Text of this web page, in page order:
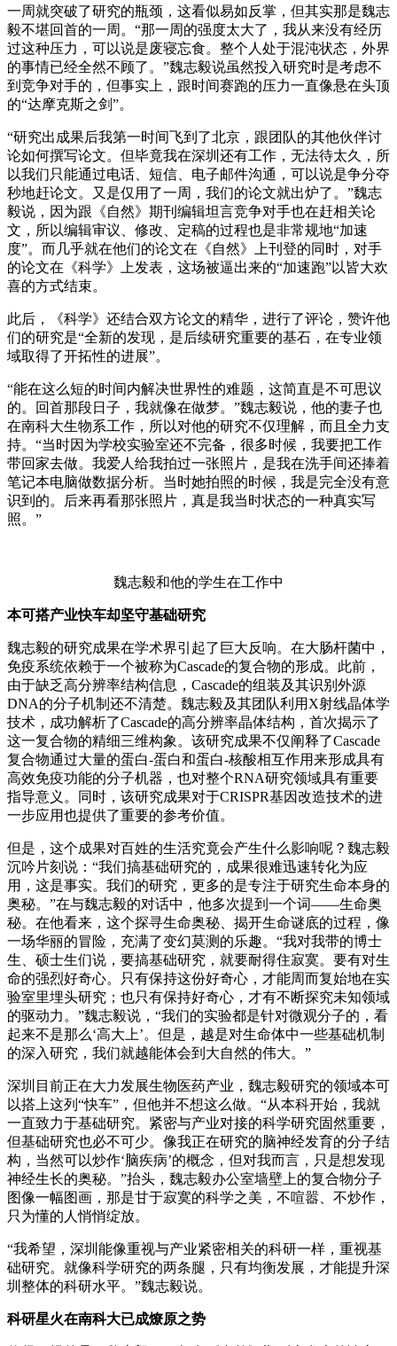
一周就突破了研究的瓶颈，这看似易如反掌，但其实那是魏志
毅不堪回首的一周。“那一周的强度太大了，我从来没有经历
过这种压力，可以说是废寝忘食。整个人处于混沌状态，外界
的事情已经全然不顾了。”魏志毅说虽然投入研究时是考虑不
到竞争对手的，但事实上，跟时间赛跑的压力一直像悬在头顶
的“达摩克斯之剑”。
“研究出成果后我第一时间飞到了北京，跟团队的其他伙伴讨
论如何撰写论文。但毕竟我在深圳还有工作，无法待太久，所
以我们只能通过电话、短信、电子邮件沟通，可以说是争分夺
秒地赶论文。又是仅用了一周，我们的论文就出炉了。”魏志
毅说，因为跟《自然》期刊编辑坦言竞争对手也在赶相关论
文，所以编辑审议、修改、定稿的过程也是非常规地“加速
度”。而几乎就在他们的论文在《自然》上刊登的同时，对手
的论文在《科学》上发表，这场被逼出来的“加速跑”以皆大欢
喜的方式结束。
此后，《科学》还结合双方论文的精华，进行了评论，赞许他
们的研究是“全新的发现，是后续研究重要的基石，在专业领
域取得了开拓性的进展”。
“能在这么短的时间内解决世界性的难题，这简直是不可思议
的。回首那段日子，我就像在做梦。”魏志毅说，他的妻子也
在南科大生物系工作，所以对他的研究不仅理解，而且全力支
持。“当时因为学校实验室还不完备，很多时候，我要把工作
带回家去做。我爱人给我拍过一张照片，是我在洗手间还捧着
笔记本电脑做数据分析。当时她拍照的时候，我是完全没有意
识到的。后来再看那张照片，真是我当时状态的一种真实写
照。”
魏志毅和他的学生在工作中
本可搭产业快车却坚守基础研究
魏志毅的研究成果在学术界引起了巨大反响。在大肠杆菌中，
免疫系统依赖于一个被称为Cascade的复合物的形成。此前，
由于缺乏高分辨率结构信息，Cascade的组装及其识别外源
DNA的分子机制还不清楚。魏志毅及其团队利用X射线晶体学
技术，成功解析了Cascade的高分辨率晶体结构，首次揭示了
这一复合物的精细三维构象。该研究成果不仅阐释了Cascade
复合物通过大量的蛋白-蛋白和蛋白-核酸相互作用来形成具有
高效免疫功能的分子机器，也对整个RNA研究领域具有重要
指导意义。同时，该研究成果对于CRISPR基因改造技术的进
一步应用也提供了重要的参考价值。
但是，这个成果对百姓的生活究竟会产生什么影响呢？魏志毅
沉吟片刻说：“我们搞基础研究的，成果很难迅速转化为应
用，这是事实。我们的研究，更多的是专注于研究生命本身的
奥秘。”在与魏志毅的对话中，他多次提到一个词——生命奥
秘。在他看来，这个探寻生命奥秘、揭开生命谜底的过程，像
一场华丽的冒险，充满了变幻莫测的乐趣。“我对我带的博士
生、硕士生们说，要搞基础研究，就要耐得住寂寞。要有对生
命的强烈好奇心。只有保持这份好奇心，才能周而复始地在实
验室里埋头研究；也只有保持好奇心，才有不断探究未知领域
的驱动力。”魏志毅说，“我们的实验都是针对微观分子的，看
起来不是那么‘高大上’。但是，越是对生命体中一些基础机制
的深入研究，我们就越能体会到大自然的伟大。”
深圳目前正在大力发展生物医药产业，魏志毅研究的领域本可
以搭上这列“快车”，但他并不想这么做。“从本科开始，我就
一直致力于基础研究。紧密与产业对接的科学研究固然重要，
但基础研究也必不可少。像我正在研究的脑神经发育的分子结
构，当然可以炒作‘脑疾病’的概念，但对我而言，只是想发现
神经生长的奥秘。”抬头，魏志毅办公室墙壁上的复合物分子
图像一幅图画，那是甘于寂寞的科学之美，不喧嚣、不炒作，
只为懂的人悄悄绽放。
“我希望，深圳能像重视与产业紧密相关的科研一样，重视基
础研究。就像科学研究的两条腿，只有均衡发展，才能提升深
圳整体的科研水平。”魏志毅说。
科研星火在南科大已成燎原之势